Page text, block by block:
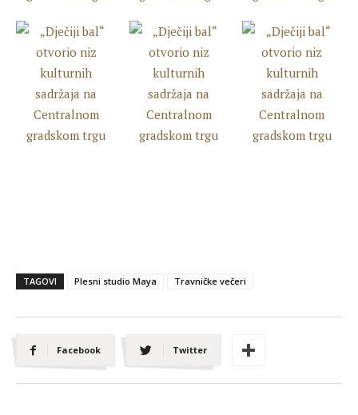
TAGOVI Plesni studio Maya Travničke večeri
Facebook Twitter